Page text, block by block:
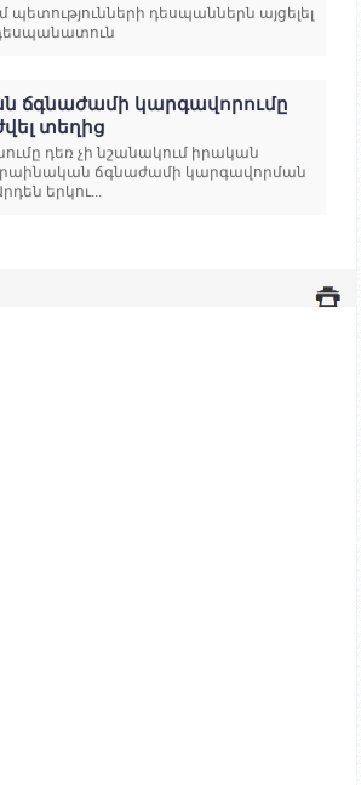
դեսպաններն այցելել
ճգնաժամի կարգավորումը
տեղից
դեռ չի նշանակում իրական
ճգնաժամի կարգավորման
երկու...